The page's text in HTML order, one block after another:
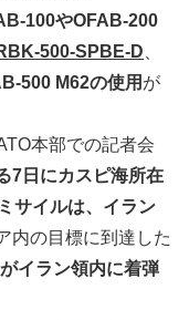
100やOFAB-200
500-SPBE-D
500 M62の使用 が
本部での記者会
7日にカスピ海所在
サイルは、イラン
内の目標に到達した
イラン領内に着弾